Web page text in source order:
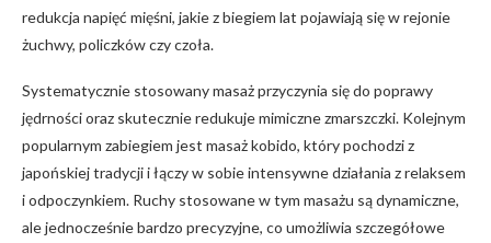
redukcja napięć mięśni, jakie z biegiem lat pojawiają się w rejonie
żuchwy, policzków czy czoła.
Systematycznie stosowany masaż przyczynia się do poprawy
jędrności oraz skutecznie redukuje mimiczne zmarszczki. Kolejnym
popularnym zabiegiem jest masaż kobido, który pochodzi z
japońskiej tradycji i łączy w sobie intensywne działania z relaksem
i odpoczynkiem. Ruchy stosowane w tym masażu są dynamiczne,
ale jednocześnie bardzo precyzyjne, co umożliwia szczegółowe